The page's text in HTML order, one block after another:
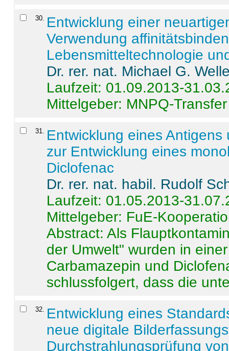
30. Entwicklung einer
Verwendung
Lebensmitteltechnologie
Dr. rer. nat. Michael G.
Laufzeit: 01.09.2013-
Mittelgeber: MNPQ-Transfer
31. Entwicklung eines
zur Entwicklung eines
Diclofenac
Dr. rer. nat. habil. Rudolf
Laufzeit: 01.05.2013-
Mittelgeber: FuE-
Abstract:Als
der Umwelt" wurden in
Carbamazepin und
schlussfolgert, dass die
32. Entwicklung eines
neue digitale
Durchstrahlungsprüfung